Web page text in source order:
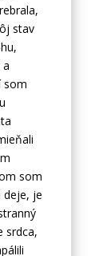
stav
som
som
deje, je
srdca,